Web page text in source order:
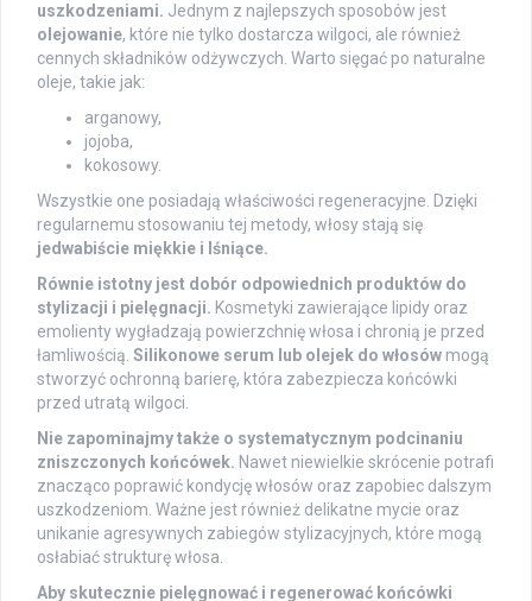
uszkodzeniami. Jednym z najlepszych sposobów jest
olejowanie, które nie tylko dostarcza wilgoci, ale również
cennych składników odżywczych. Warto sięgać po naturalne
oleje, takie jak:
arganowy,
jojoba,
kokosowy.
Wszystkie one posiadają właściwości regeneracyjne. Dzięki
regularnemu stosowaniu tej metody, włosy stają się
jedwabiście miękkie i lśniące.
Równie istotny jest dobór odpowiednich produktów do
stylizacji i pielęgnacji. Kosmetyki zawierające lipidy oraz
emolienty wygładzają powierzchnię włosa i chronią je przed
łamliwością. Silikonowe serum lub olejek do włosów mogą
stworzyć ochronną barierę, która zabezpiecza końcówki
przed utratą wilgoci.
Nie zapominajmy także o systematycznym podcinaniu
zniszczonych końcówek. Nawet niewielkie skrócenie potrafi
znacząco poprawić kondycję włosów oraz zapobiec dalszym
uszkodzeniom. Ważne jest również delikatne mycie oraz
unikanie agresywnych zabiegów stylizacyjnych, które mogą
osłabiać strukturę włosa.
Aby skutecznie pielęgnować i regenerować końcówki